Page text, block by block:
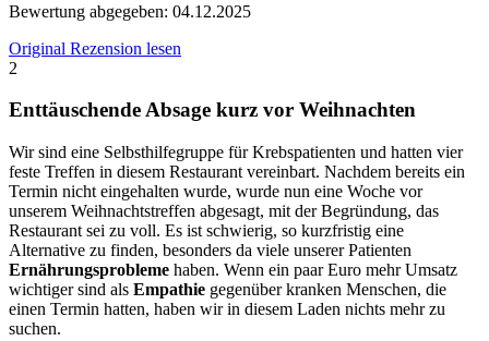
Bewertung abgegeben: 04.12.2025
Original Rezension lesen
2
Enttäuschende Absage kurz vor Weihnachten
Wir sind eine Selbsthilfegruppe für Krebspatienten und hatten vier
feste Treffen in diesem Restaurant vereinbart. Nachdem bereits ein
Termin nicht eingehalten wurde, wurde nun eine Woche vor
unserem Weihnachtstreffen abgesagt, mit der Begründung, das
Restaurant sei zu voll. Es ist schwierig, so kurzfristig eine
Alternative zu finden, besonders da viele unserer Patienten
Ernährungsprobleme haben. Wenn ein paar Euro mehr Umsatz
wichtiger sind als Empathie gegenüber kranken Menschen, die
einen Termin hatten, haben wir in diesem Laden nichts mehr zu
suchen.